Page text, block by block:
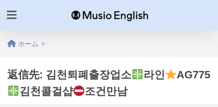
ホーム
返信先: 김천퇴폐출장업소 라인
AG775
김천콜걸샵
조건만남